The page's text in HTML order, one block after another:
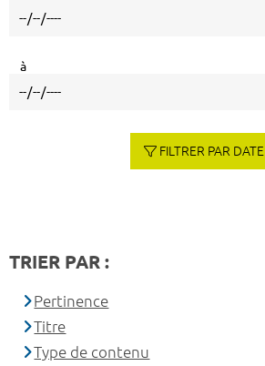
à
FILTRER PAR DATE
TRIER PAR :
Pertinence
Titre
Type de contenu